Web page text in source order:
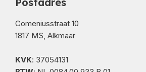
Comeniusstraat 10
1817 MS, Alkmaar
KVK: 37054131